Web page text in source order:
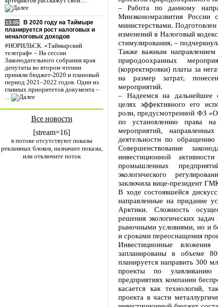
13:05
В 2020 году на Таймыре
планируется рост налоговых и
неналоговых доходов
#НОРИЛЬСК. «Таймырский
телеграф» – На сессии
Законодательного собрания края
депутаты во втором чтении
приняли бюджет-2020 и плановый
период 2021–2022 годов. Один из
главных приоритетов документа –
…
Все новости
[stream=16]
в потоке отсутствуют показы
рекламных блоков, назначьте показы,
или отключите поток
– Работа по данному
Минэкономразвития России
министерствами.
изменений в Налоговый
стимулирования, –
Также важным направлением
природоохранных
(корректировки) платы за
на размер затрат,
мероприятий.
– Надеемся на дальнейшее
целях эффективного его
роли, предусмотренной ФЗ
по установлению права
мероприятий,
деятельности по
Совершенствование
инвестиционной
промышленных
экологического
заключила вице-президент
В ходе состоявшейся
направленные на придание
Арктики. Сложность
решения экологических
рыночными условиями, но и
и сроками переоснащения
Инвестиционные
запланированы в объеме
планируется направить 300
проекты по улавливанию
предприятиях компании
касается как технологий,
проекта в части